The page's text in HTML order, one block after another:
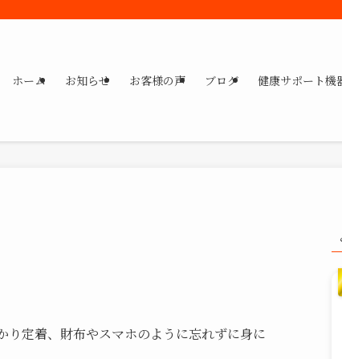
ホーム お知らせ お客様の声 ブログ 健康サポート機
定着、財布やスマホのように忘れずに身に